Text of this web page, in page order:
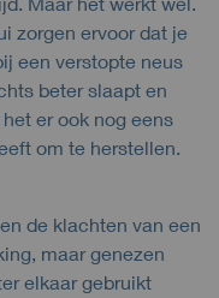
zorgen ervoor dat je
een verstopte neus
beter slaapt en
er ook nog eens
om te herstellen.
de klachten van een
maar genezen
elkaar gebruikt